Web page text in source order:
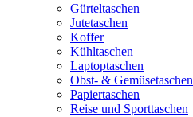
Gürteltaschen
Jutetaschen
Koffer
Kühltaschen
Laptoptaschen
Obst- & Gemüsetaschen
Papiertaschen
Reise und Sporttaschen